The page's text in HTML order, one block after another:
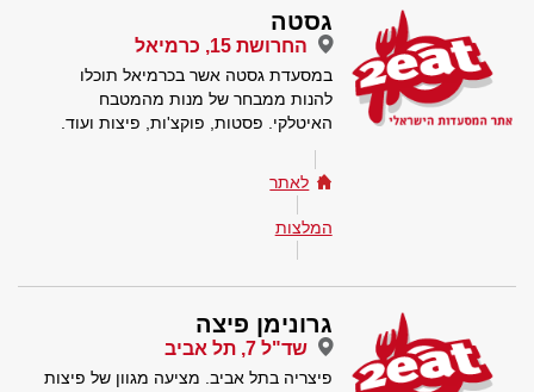
גסטה
החרושת 15, כרמיאל
במסעדת גסטה אשר בכרמיאל תוכלו
להנות ממבחר של מנות מהמטבח
האיטלקי. פסטות, פוקצ'ות, פיצות ועוד.
לאתר
המלצות
גרונימן פיצה
שד"ל 7, תל אביב
פיצריה בתל אביב. מציעה מגוון של פיצות